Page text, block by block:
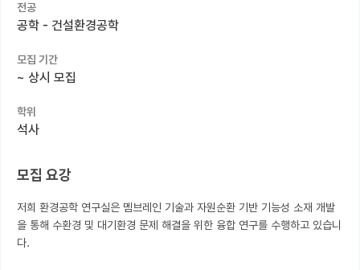
국내대학원 정보
연구실&오픈랩
커리어
반도체 아카데미
전공
공학 - 건설환경공학
모집 기간
~ 상시 모집
학위
석사
모집 요강
저희 환경공학 연구실은 멤브레인 기술과 자원순환 기반 기능성 소재 개발
을 통해 수환경 및 대기환경 문제 해결을 위한 융합 연구를 수행하고 있습니
다.